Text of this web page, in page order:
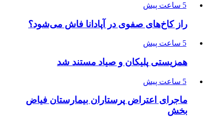
5 ساعت پیش
راز کاخ‌های صفوی در آپادانا فاش می‌شود؟
5 ساعت پیش
همزیستی پلیکان و صیاد مستند شد
5 ساعت پیش
ماجرای اعتراض پرستاران بیمارستان فیاض
بخش